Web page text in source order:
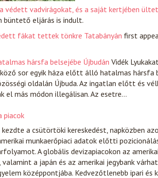
védett vadvirágokat, és a saját kertjében
büntető eljárás is indult.
fákat tettek tönkre Tatabányán first
hársfa belsejébe Újbudán Vidék
sor egyik háza előtt álló hatalmas hársfa
oldalán Újbuda. Az ingatlan előtt és
el más módon illegálisan. Az esetre…
piacok
a csütörtöki kereskedést, napközben
munkaerőpiaci adatok előtti
A globális devizapiacokon az
a japán és az amerikai jegybank
középpontjába. Kedvezőtlenebb ipari és